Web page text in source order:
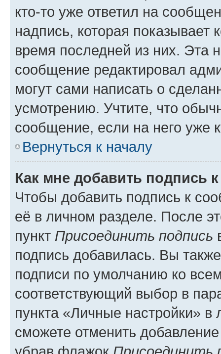
кто-то уже ответил на
надпись, которая показывает
время последней из них. Эта
сообщение редактировал
могут сами написать о
усмотрению. Учтите, что
сообщение, если на него уже
Вернуться к началу
Как мне добавить подпись
Чтобы добавить подпись к
её в личном разделе. После
пункт Присоединить подпись
подпись добавилась. Вы
подписи по умолчанию ко
соответствующий выбор в
пункта «Личные настройки»
сможете отменить